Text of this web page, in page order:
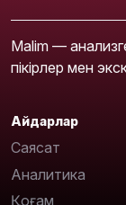
Malim —
пікірлер мен
Айдарлар
Саясат
Аналитика
Қоғам